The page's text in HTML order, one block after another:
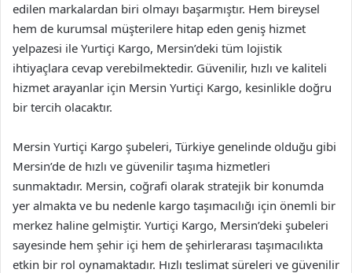
edilen markalardan biri olmayı başarmıştır. Hem bireysel
hem de kurumsal müşterilere hitap eden geniş hizmet
yelpazesi ile Yurtiçi Kargo, Mersin’deki tüm lojistik
ihtiyaçlara cevap verebilmektedir. Güvenilir, hızlı ve kaliteli
hizmet arayanlar için Mersin Yurtiçi Kargo, kesinlikle doğru
bir tercih olacaktır.
Mersin Yurtiçi Kargo şubeleri, Türkiye genelinde olduğu gibi
Mersin’de de hızlı ve güvenilir taşıma hizmetleri
sunmaktadır. Mersin, coğrafi olarak stratejik bir konumda
yer almakta ve bu nedenle kargo taşımacılığı için önemli bir
merkez haline gelmiştir. Yurtiçi Kargo, Mersin’deki şubeleri
sayesinde hem şehir içi hem de şehirlerarası taşımacılıkta
etkin bir rol oynamaktadır. Hızlı teslimat süreleri ve güvenilir